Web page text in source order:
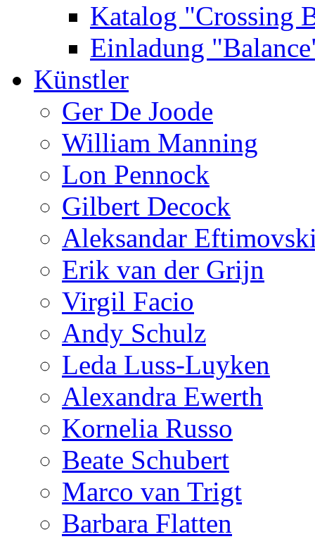
Katalog "Crossing
Einladung
Künstler
Ger De Joode
William Manning
Lon Pennock
Gilbert Decock
Aleksandar
Erik van der Grijn
Virgil Facio
Andy Schulz
Leda Luss-Luyken
Alexandra Ewerth
Kornelia Russo
Beate Schubert
Marco van Trigt
Barbara Flatten